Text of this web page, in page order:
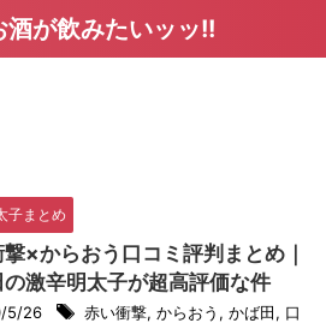
酒が飲みたいッッ!!
子まとめ
×からおう口コミ評判まとめ｜
激辛明太子が超高評価な件
5/26 赤い衝撃, からおう , かば田, 口